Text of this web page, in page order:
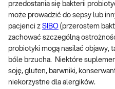
przedostania się bakterii
może prowadzić do sepsy lub
pacjenci z SIBO (przerostem
zachować szczególną
probiotyki mogą nasilać objawy,
bóle brzucha. Niektóre
soję, gluten, barwniki,
niekorzystne dla alergików.